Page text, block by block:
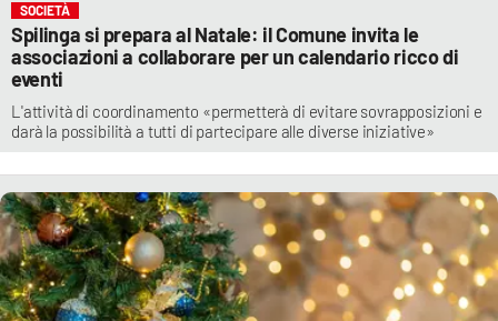
SOCIETÀ
Spilinga si prepara al Natale: il Comune invita le
associazioni a collaborare per un calendario ricco di
eventi
L'attività di coordinamento «permetterà di evitare sovrapposizioni e
darà la possibilità a tutti di partecipare alle diverse iniziative»